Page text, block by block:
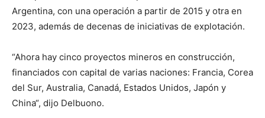
Argentina, con una operación a partir de 2015 y otra en
2023, además de decenas de iniciativas de explotación.
“Ahora hay cinco proyectos mineros en construcción,
financiados con capital de varias naciones: Francia, Corea
del Sur, Australia, Canadá, Estados Unidos, Japón y
China“, dijo Delbuono.